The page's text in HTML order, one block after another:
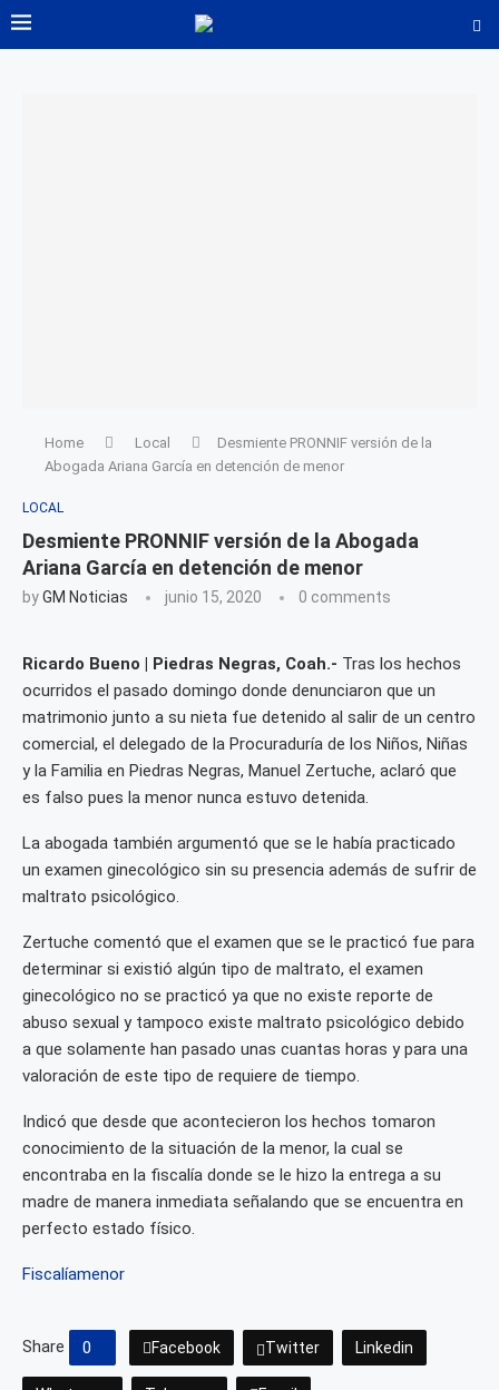
Home Local
Desmiente PRONNIF versión de la
Abogada Ariana García en detención de menor
LOCAL
Desmiente PRONNIF versión de la Abogada
Ariana García en detención de menor
byGM Noticias junio 15, 2020 0 comments
Ricardo Bueno | Piedras Negras, Coah.- Tras los hechos
ocurridos el pasado domingo donde denunciaron que un
matrimonio junto a su nieta fue detenido al salir de un centro
comercial, el delegado de la Procuraduría de los Niños, Niñas
y la Familia en Piedras Negras, Manuel Zertuche, aclaró que
es falso pues la menor nunca estuvo detenida.
La abogada también argumentó que se le había practicado
un examen ginecológico sin su presencia además de sufrir de
maltrato psicológico.
Zertuche comentó que el examen que se le practicó fue para
determinar si existió algún tipo de maltrato, el examen
ginecológico no se practicó ya que no existe reporte de
abuso sexual y tampoco existe maltrato psicológico debido
a que solamente han pasado unas cuantas horas y para una
valoración de este tipo de requiere de tiempo.
Indicó que desde que acontecieron los hechos tomaron
conocimiento de la situación de la menor, la cual se
encontraba en la fiscalía donde se le hizo la entrega a su
madre de manera inmediata señalando que se encuentra en
perfecto estado físico.
Fiscalíamenor
Share 0 Facebook Twitter Linkedin